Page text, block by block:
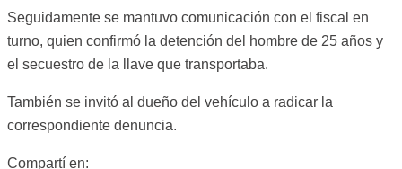
Seguidamente se mantuvo comunicación con el fiscal en
turno, quien confirmó la detención del hombre de 25 años y
el secuestro de la llave que transportaba.
También se invitó al dueño del vehículo a radicar la
correspondiente denuncia.
Compartí en: